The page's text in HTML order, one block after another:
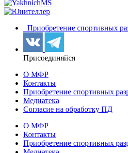
Приобретение спортивных
Присоединяйся
О МФР
Контакты
Приобретение спортивных
Медиатека
Согласие на обработку ПД
О МФР
Контакты
Приобретение спортивных